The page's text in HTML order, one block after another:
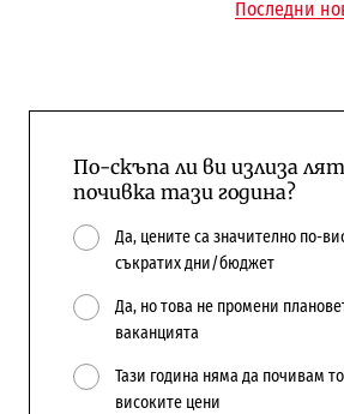
Последни
По-скъпа ли ви излиза
почивка тази година?
Да, цените са значително по-
съкратих дни/бюджет
Да, но това не промени
ваканцията
Тази година няма да почивам
високите цени